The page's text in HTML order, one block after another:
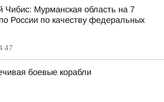
Чибис: Мурманская область на 7
России по качеству федеральных
боевые корабли